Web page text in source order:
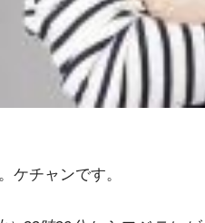
ケチャンです。